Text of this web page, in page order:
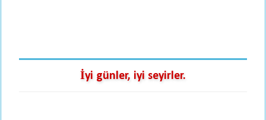
İyi günler, iyi seyirler.